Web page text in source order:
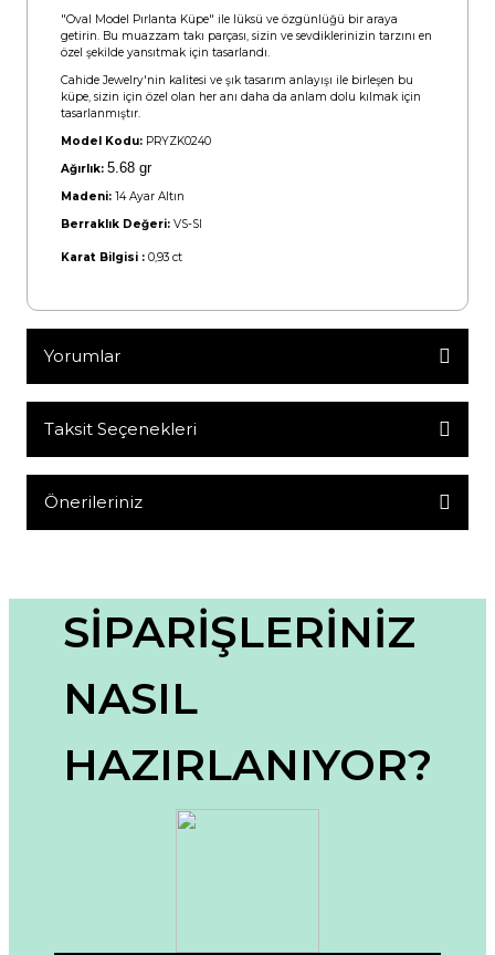
"Oval Model Pırlanta Küpe" ile lüksü ve özgünlüğü bir araya
getirin. Bu muazzam takı parçası, sizin ve sevdiklerinizin tarzını en
özel şekilde yansıtmak için tasarlandı.
Cahide Jewelry'nin kalitesi ve şık tasarım anlayışı ile birleşen bu
küpe, sizin için özel olan her anı daha da anlam dolu kılmak için
tasarlanmıştır.
Model Kodu: PRYZK0240
Ağırlık: 5.68 gr
Madeni: 14 Ayar Altın
Berraklık Değeri: VS-SI
Karat Bilgisi : 0,93 ct
Yorumlar
Bu ürüne ilk yorumu siz yapın!
Taksit Seçenekleri
Önerileriniz
Görüş ve önerileriniz için teşekkür ederiz.
Ürün resmi kalitesiz, bozuk veya görüntülenemiyor.
Ürün açıklamasında eksik bilgiler bulunuyor.
Ürün fiyatı diğer sitelerden daha pahalı.
Bu ürüne benzer farklı alternatifler olmalı.
SİPARİŞLERİNİZ
NASIL
HAZIRLANIYOR?